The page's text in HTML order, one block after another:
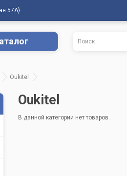
57А)
Oukitel
Oukitel
В данной категории нет товаров.